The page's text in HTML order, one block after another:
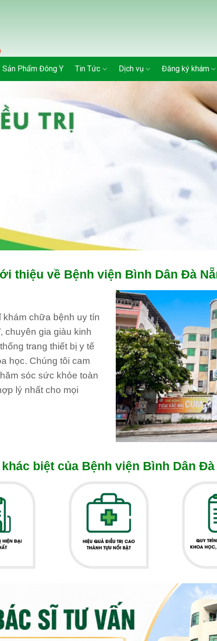
Sản Phẩm Đông Y Tin Tức Dịch vụ Đăng ký khám
thiệu về Bệnh viện Bình Dân Đà
chữa bệnh uy tín
chuyên gia giàu kinh
trang thiết bị y tế
học. Chúng tôi cam
sóc sức khỏe toàn
lý nhất cho mọi
biệt của Bệnh viện Bình Dân Đà